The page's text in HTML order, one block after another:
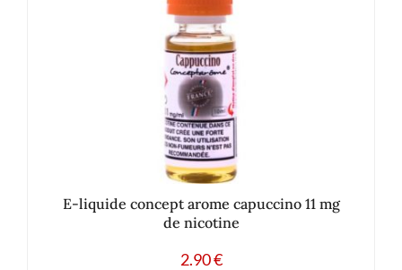
E-liquide concept arome capuccino 11 mg
de nicotine
2.90€